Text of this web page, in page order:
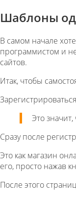
Шаблоны
В самом начале
программистом и
сайтов.
Итак, чтобы
Это
Сразу после
Это как магазин
его, просто нажав
После этого